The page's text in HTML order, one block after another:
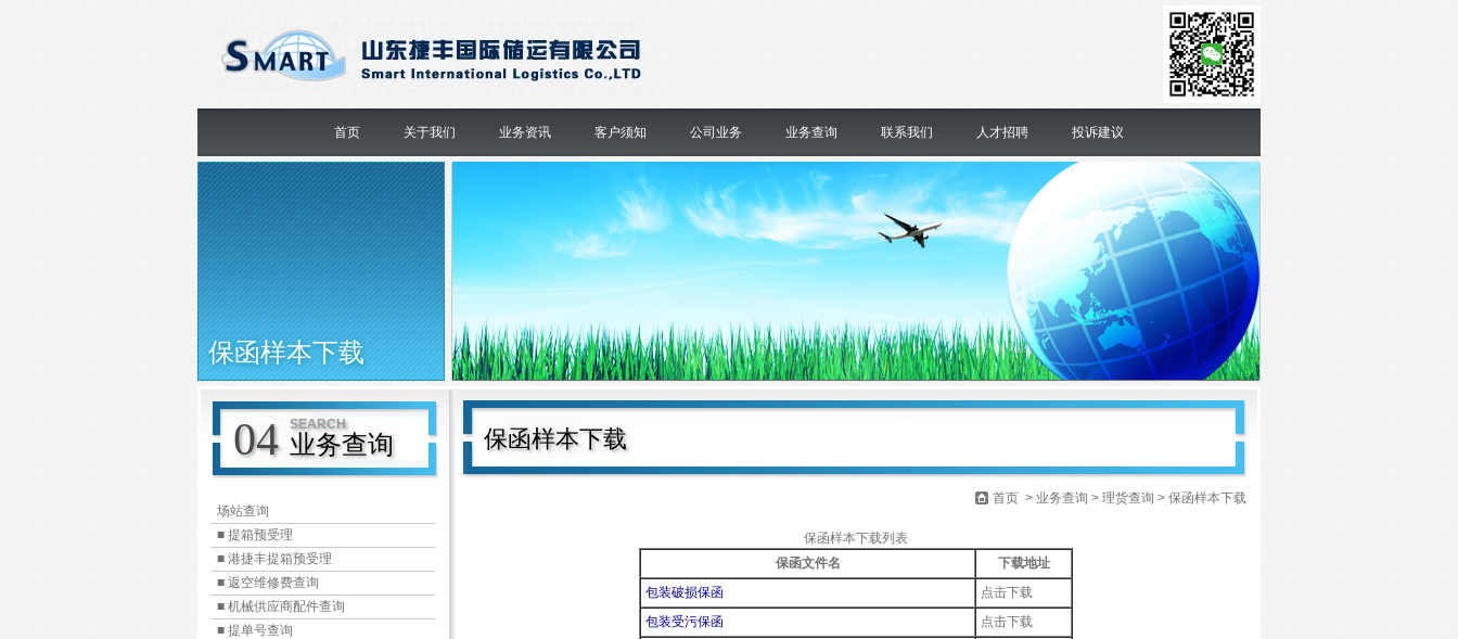
首页 关于我们 业务资讯 客户须知 公司业务 业务查询 联系我们 人才招聘 投诉建议
保函样本下载
04 SEARCH
业务查询
场站查询
■ 提箱预受理
■ 港捷丰提箱预受理
■ 返空维修费查询
■ 机械供应商配件查询
■ 提单号查询
保函样本下载
首页 > 业务查询 > 理货查询 > 保函样本下载
保函样本下载列表
保函文件名
下载地址
包装破损保函
点击下载
包装受污保函
点击下载